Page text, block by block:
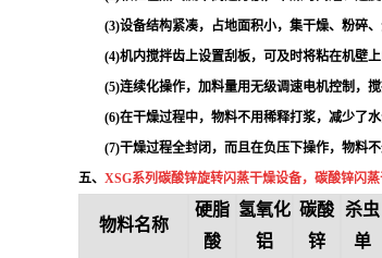
(3)设备结构紧凑，占地面积小，集干燥、粉碎
(4)机内搅拌齿上设置刮板，可及时将粘在机壁
(5)连续化操作，加料量用无级调速电机控制，
(6)在干燥过程中，物料不用稀释打浆，减少了水
(7)干燥过程全封闭，而且在负压下操作，物料
五、 XSG系列碳酸锌旋转闪蒸干燥设备，碳酸锌闪蒸
物料名称
硬脂
酸
氢氧化
铝
碳酸
锌
杀虫
单